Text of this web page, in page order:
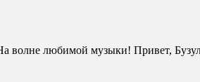
волне любимой музыки! Привет,